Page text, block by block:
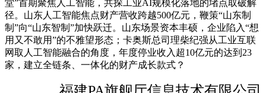
堂”首期聚焦人工智能，共探工业AI规模化落地的堵点取破解
径。山东人工智能焦点财产营收跨越500亿元，鞭策“山东制
制”向“山东智制”加快跃迁。山东场景资本丰硕，企业陷入“想
用又不敢用”的不雅望形态；卡奥斯总司理柴纪强从工业互联
网取人工智能融合的角度，年度停业收入超10亿元的达到23
家，建立全链条、一体化的财产成长款式？